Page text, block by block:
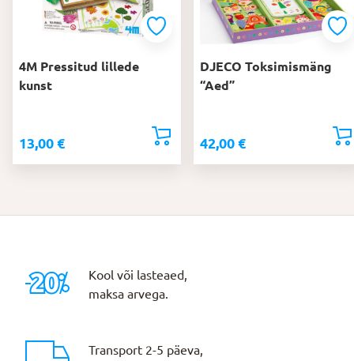
4M Pressitud lillede
kunst
13,00 €
DJECO Toksimismäng
“Aed”
42,00 €
Kool või lasteaed,
maksa arvega.
Transport 2-5 päeva,